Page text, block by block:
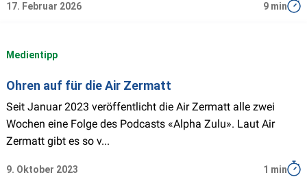
17. Februar 2026 9 min
Medientipp
Ohren auf für die Air Zermatt
Seit Januar 2023 veröffentlicht die Air Zermatt alle zwei
Wochen eine Folge des Podcasts «Alpha Zulu». Laut Air
Zermatt gibt es so v...
9. Oktober 2023 1 min